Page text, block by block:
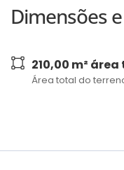
Dimensões
210,00 m²
Área total do